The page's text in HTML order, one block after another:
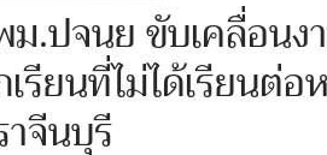
.ปจนย ขับเคลื่อนง
รียนที่ไม่ได้เรียนต่
จีนบุรี